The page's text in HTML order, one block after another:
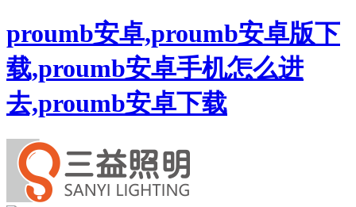
proumb安卓,proumb安卓版下
载,proumb安卓手机怎么进
去,proumb安卓下载